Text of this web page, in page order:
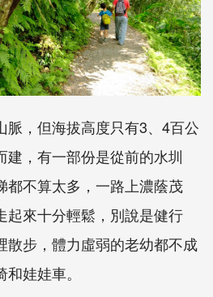
脈，但海拔高度只有3、4百公
建，有一部份是從前的水圳
都不算太多，一路上濃蔭茂
起來十分輕鬆，別說是健行
散步，體力虛弱的老幼都不成
娃娃車。